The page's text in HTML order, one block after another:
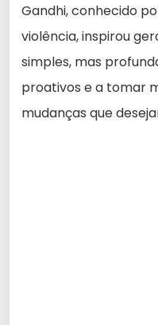
Gandhi, conhecido
violência, inspirou
simples, mas
proativos e a tomar
mudanças que